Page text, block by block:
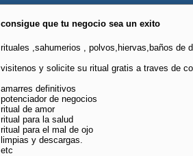
consigue que tu negocio sea un exito
rituales ,sahumerios , polvos,hiervas,baños de
visitenos y solicite su ritual gratis a traves de
amarres definitivos
potenciador de negocios
ritual de amor
ritual para la salud
ritual para el mal de ojo
limpias y descargas.
etc